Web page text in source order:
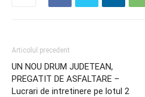
Articolul precedent
UN NOU DRUM JUDETEAN,
PREGATIT DE ASFALTARE –
Lucrari de intretinere pe lotul 2